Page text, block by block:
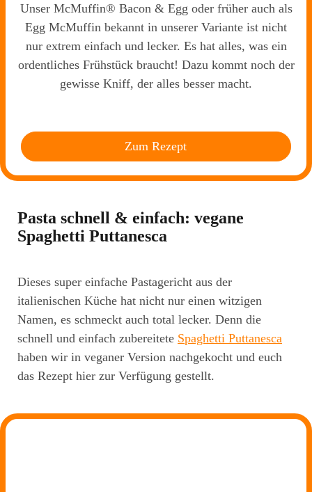
Unser McMuffin® Bacon & Egg oder früher auch als
Egg McMuffin bekannt in unserer Variante ist nicht
nur extrem einfach und lecker. Es hat alles, was ein
ordentliches Frühstück braucht! Dazu kommt noch der
gewisse Kniff, der alles besser macht.
Zum Rezept
Pasta schnell & einfach: vegane
Spaghetti Puttanesca
Dieses super einfache Pastagericht aus der
italienischen Küche hat nicht nur einen witzigen
Namen, es schmeckt auch total lecker. Denn die
schnell und einfach zubereitete Spaghetti Puttanesca
haben wir in veganer Version nachgekocht und euch
das Rezept hier zur Verfügung gestellt.